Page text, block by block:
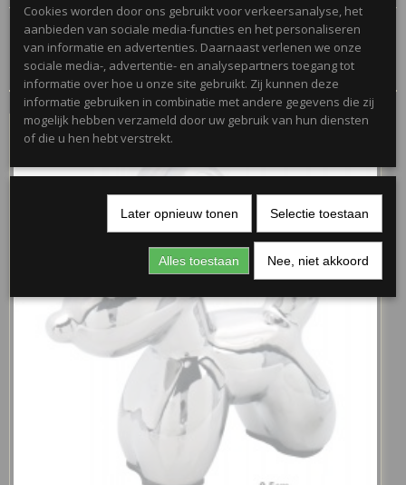
Sorteer op:
Cookies worden door ons gebruikt voor verkeersanalyse, het
aanbieden van sociale media-functies en het personaliseren
van informatie en advertenties. Daarnaast verlenen we onze
sociale media-, advertentie- en analysepartners toegang tot
informatie over hoe u onze site gebruikt. Zij kunnen deze
informatie gebruiken in combinatie met andere gegevens die zij
mogelijk hebben verzameld door uw gebruik van hun diensten
of die u hen hebt verstrekt.
Later opnieuw tonen Selectie toestaan
Alles toestaan Nee, niet akkoord